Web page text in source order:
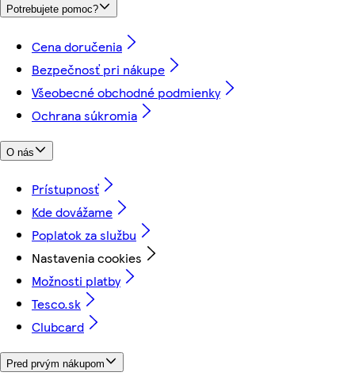
Potrebujete pomoc?
Cena doručenia
Bezpečnosť pri nákupe
Všeobecné obchodné podmienky
Ochrana súkromia
O nás
Prístupnosť
Kde dovážame
Poplatok za službu
Nastavenia cookies
Možnosti platby
Tesco.sk
Clubcard
Pred prvým nákupom